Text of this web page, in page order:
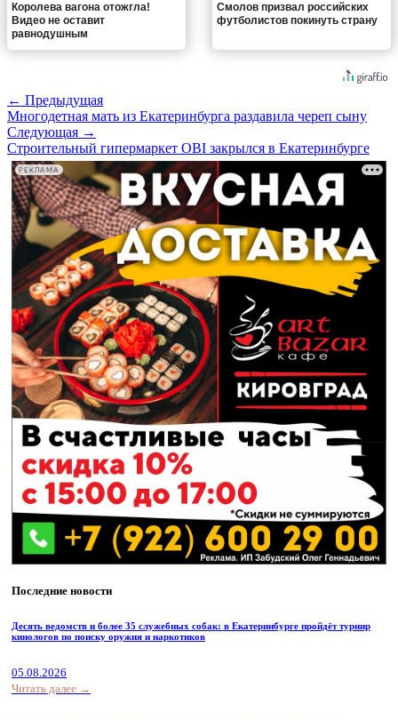
Королева вагона отожгла!
Видео не оставит
равнодушным
Смолов призвал российских
футболистов покинуть страну
← Предыдущая
Многодетная мать из Екатеринбурга раздавила череп сыну
Следующая →
Строительный гипермаркет OBI закрылся в Екатеринбурге
РЕКЛАМА
Последние новости
Десять ведомств и более 35 служебных собак: в Екатеринбурге пройдёт турнир
кинологов по поиску оружия и наркотиков
05.08.2026
Читать далее →